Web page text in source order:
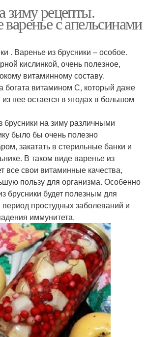
зиму рецепты.
с апельсинами
. Варенье из брусники – особое.
кислинкой, очень полезное,
витаминному составу.
богата витамином С, который даже
нее остается в ягодах в большом
брусники на зиму различными
было бы очень полезно
закатать в стерильные банки и
В таком виде варенье из
все свои витаминные качества,
пользу для организма. Особенно
брусники будет полезным для
простудных заболеваний и
иммунитета.